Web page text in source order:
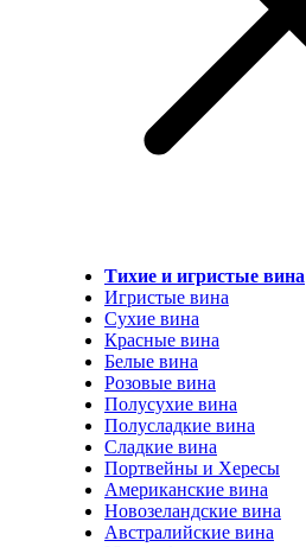
Тихие и игристые вина
Игристые вина
Сухие вина
Красные вина
Белые вина
Розовые вина
Полусухие вина
Полусладкие вина
Сладкие вина
Портвейны и Хересы
Американские вина
Новозеландские вина
Австралийские вина